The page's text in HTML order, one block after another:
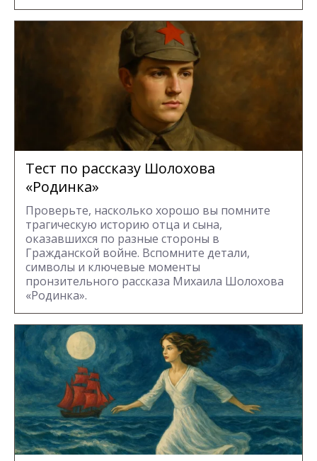
Тест по рассказу Шолохова
«Родинка»
Проверьте, насколько хорошо вы помните
трагическую историю отца и сына,
оказавшихся по разные стороны в
Гражданской войне. Вспомните детали,
символы и ключевые моменты
пронзительного рассказа Михаила Шолохова
«Родинка».